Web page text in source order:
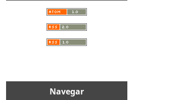
Navegar